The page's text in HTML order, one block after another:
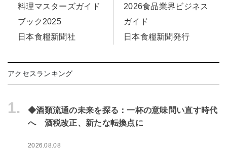
料理マスターズガイド
ブック2025
日本食糧新聞社
2026食品業界ビジネス
ガイド
日本食糧新聞発行
アクセスランキング
1.
◆酒類流通の未来を探る：一杯の意味問い直す時代
へ 酒税改正、新たな転換点に
2026.08.08